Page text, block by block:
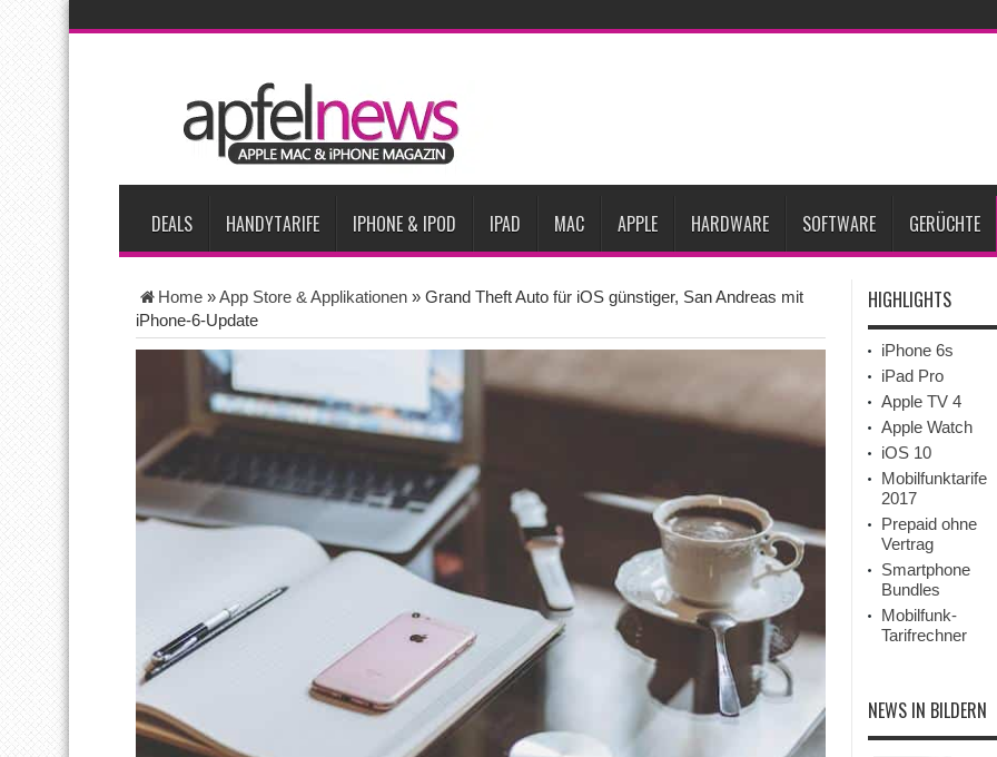
iPhone Ultra lässt Verkauf faltbarer Smartphones 2026 um 20 Prozent steigen
iPhone 18 Pro: Diese 3 großen Upgrades bringt das Top-Modell
iPhone Air 2 für Anfang 2027 erwartet Apples vermutete AirPods mit Kameras sollen bereits im September erscheinen
Apple erzielt 49 Prozent des weltweiten Smartphone-Umsatzes im 2. Quartal
DEALS HANDYTARIFE IPHONE & IPOD IPAD MAC APPLE HARDWARE SOFTWARE GERÜCHTE
Home »App Store & Applikationen » Grand Theft Auto für iOS günstiger, San Andreas mit
iPhone-6-Update
HIGHLIGHTS
iPhone 6s
iPad Pro
Apple TV 4
Apple Watch
iOS 10
Mobilfunktarife
2017
Prepaid ohne
Vertrag
Smartphone
Bundles
Mobilfunk-
Tarifrechner
NEWS IN BILDERN